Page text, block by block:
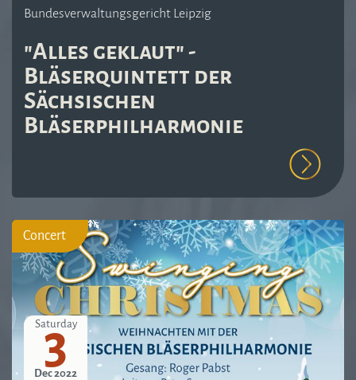
Bundesverwaltungsgericht Leipzig
"Alles geklaut" -
Bläserquintett der
Sächsischen
Bläserphilharmonie
Concert
Saturday
3
Dec 2022